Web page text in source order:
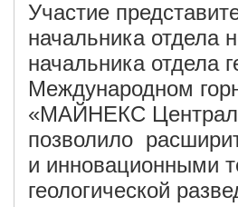
Участие
начальника отдела
начальника отдела
Международном
«МАЙНЕКС
позволило
и инновационными
геологической